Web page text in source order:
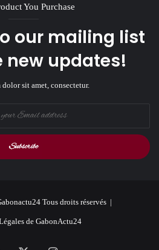
You Purchase
our mailing list
new updates!
sit amet, consectetur.
Tous droits réservés |
de GabonActu24